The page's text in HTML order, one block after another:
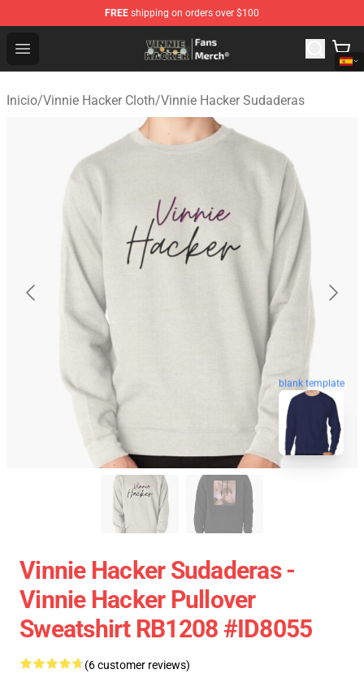
FREE shipping on orders over $100
Open menu
Vinnie Hacker Store - Official Vinnie Hacker Merchandise
Inicio/Vinnie Hacker Cloth/Vinnie Hacker Sudaderas
blank template
Vinnie Hacker Sudaderas -
Vinnie Hacker Pullover
Sweatshirt RB1208 #ID8055
(6 customer reviews)